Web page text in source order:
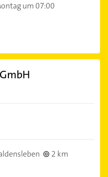
um 07:00
2 km